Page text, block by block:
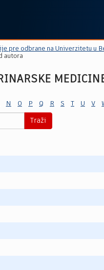
pre odbrane na Univerzitetu u
autora
N O P Q R S T U V
Traži